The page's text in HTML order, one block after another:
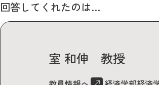
回答してくれたのは…
室 和伸 教授